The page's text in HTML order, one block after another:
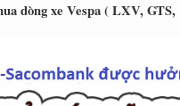
dòng xe Vespa ( LXV, GTS,